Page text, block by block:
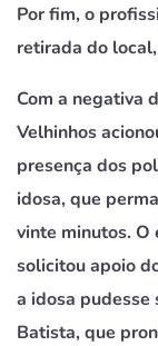
Por fim, o
retirada do
Com a negativa
Velhinhos
presença dos
idosa, que
vinte minutos. O
solicitou apoio
a idosa pudesse
Batista, que